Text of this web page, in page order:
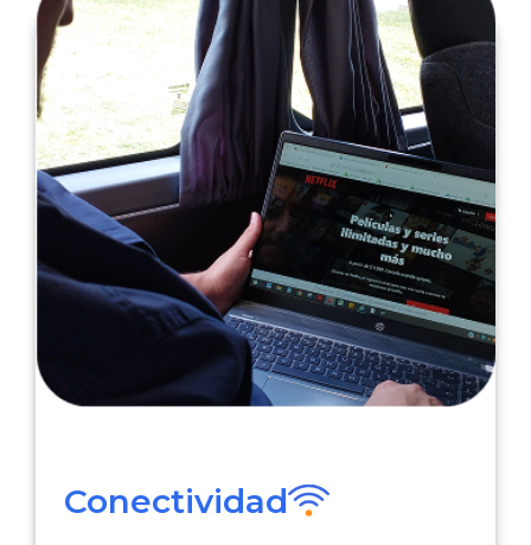
Conectividad